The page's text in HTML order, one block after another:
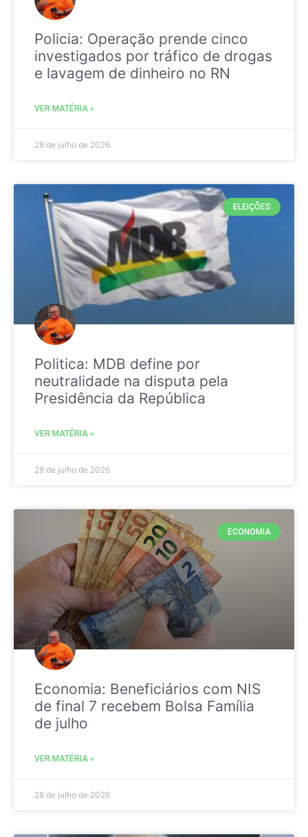
Policia: Operação prende cinco
investigados por tráfico de drogas
e lavagem de dinheiro no RN
VER MATÉRIA »
28 de julho de 2026
ELEIÇÕES
Politica: MDB define por
neutralidade na disputa pela
Presidência da República
VER MATÉRIA »
28 de julho de 2026
ECONOMIA
Economia: Beneficiários com NIS
de final 7 recebem Bolsa Família
de julho
VER MATÉRIA »
28 de julho de 2026